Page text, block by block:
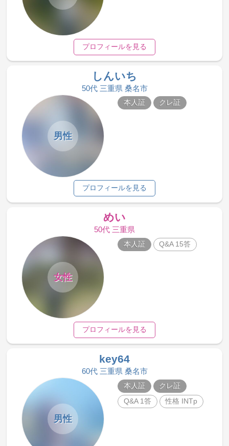
プロフィールを見る
しんいち
50代 三重県 桑名市
男性
本人証 クレ証
プロフィールを見る
めい
50代 三重県
女性
本人証 Q&A 15答
プロフィールを見る
key64
60代 三重県 桑名市
男性
本人証
クレ証
Q&A 1答
性格 INTp